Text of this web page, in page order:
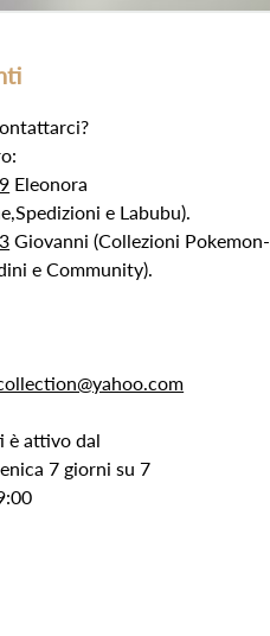
Eleonora
e Labubu).
Giovanni (Collezioni Pokemon-
e Community).
è attivo dal
7 giorni su 7